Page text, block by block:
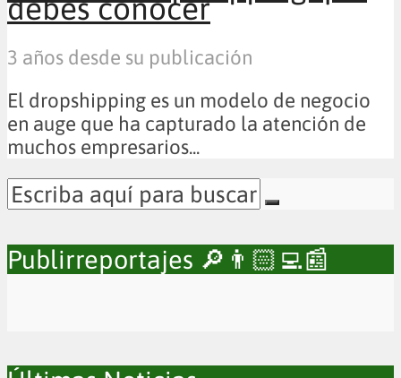
debes conocer
3 años desde su publicación
El dropshipping es un modelo de negocio
en auge que ha capturado la atención de
muchos empresarios...
Publirreportajes 🔎👨🏻‍💻📰